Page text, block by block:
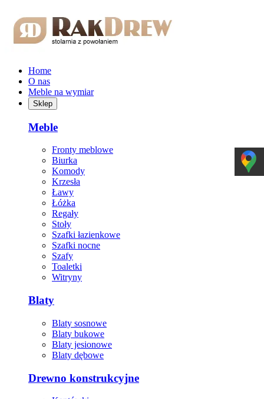
Home
O nas
Meble na wymiar
Sklep
Meble
Fronty meblowe
Biurka
Komody
Krzesła
Ławy
Łóżka
Regały
Stoły
Szafki łazienkowe
Szafki nocne
Szafy
Toaletki
Witryny
Blaty
Blaty sosnowe
Blaty bukowe
Blaty jesionowe
Blaty dębowe
Drewno konstrukcyjne